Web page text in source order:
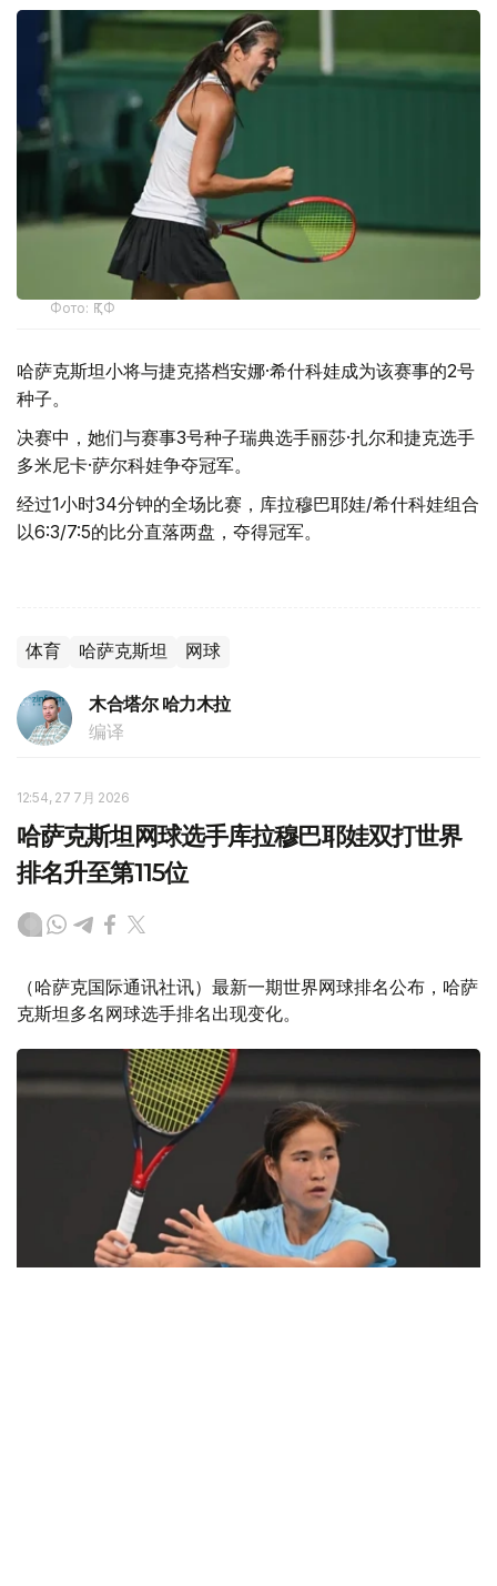
Фото: ҚТФ
哈萨克斯坦小将与捷克搭档安娜·希什科娃成为该赛事的2号
种子。
决赛中，她们与赛事3号种子瑞典选手丽莎·扎尔和捷克选手
多米尼卡·萨尔科娃争夺冠军。
经过1小时34分钟的全场比赛，库拉穆巴耶娃/希什科娃组合
以6:3/7:5的比分直落两盘，夺得冠军。
体育 哈萨克斯坦 网球
木合塔尔 哈力木拉
编译
12:54, 27 7月 2026
哈萨克斯坦网球选手库拉穆巴耶娃双打世界
排名升至第115位
（哈萨克国际通讯社讯）最新一期世界网球排名公布，哈萨
克斯坦多名网球选手排名出现变化。